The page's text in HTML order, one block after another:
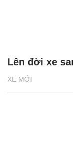
XE MỚI
Lên đời xe